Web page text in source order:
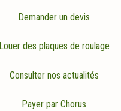
Demander un devis
Louer des plaques de roulage
Consulter nos actualités
Payer par Chorus